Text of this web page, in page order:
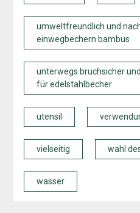
umweltfreundlich und
einwegbechern bambus
unterwegs bruchsicher
für edelstahlbecher
utensil
vielseitig wahl
wasser